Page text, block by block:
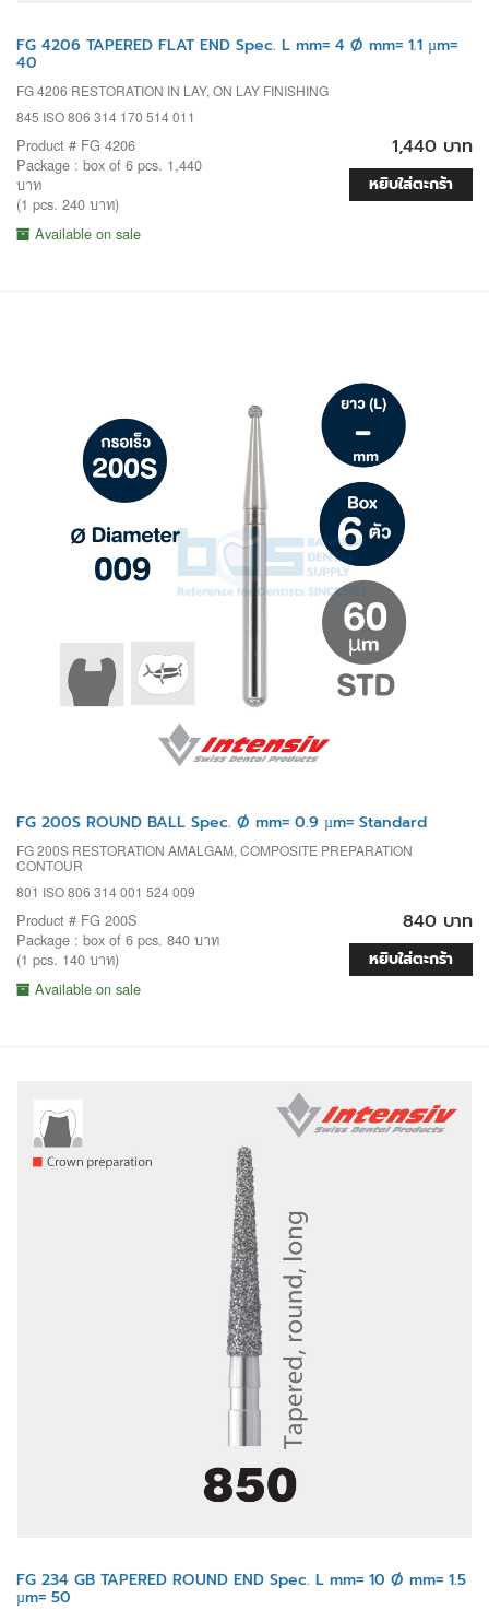
FG 4206 TAPERED FLAT END Spec. L mm= 4 Ø mm= 1.1 µm=
40
FG 4206 RESTORATION IN LAY, ON LAY FINISHING
845 ISO 806 314 170 514 011
Product # FG 4206
Package : box of 6 pcs. 1,440
บาท
(1 pcs. 240 บาท)
Available on sale
1,440 บาท
หยิบใส่ตะกร้า
FG 200S ROUND BALL Spec. Ø mm= 0.9 µm= Standard
FG 200S RESTORATION AMALGAM, COMPOSITE PREPARATION
CONTOUR
801 ISO 806 314 001 524 009
Product # FG 200S
Package : box of 6 pcs. 840 บาท
(1 pcs. 140 บาท)
Available on sale
840 บาท
หยิบใส่ตะกร้า
FG 234 GB TAPERED ROUND END Spec. L mm= 10 Ø mm= 1.5
µm= 50